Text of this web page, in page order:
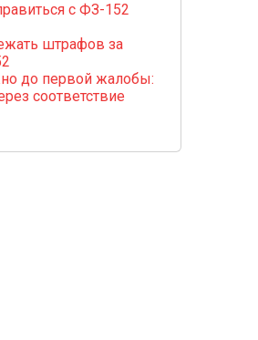
с ФЗ-152
штрафов за
до первой жалобы:
соответствие